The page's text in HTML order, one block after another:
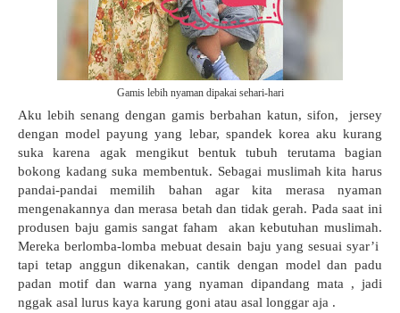
Gamis lebih nyaman dipakai sehari-hari
Aku lebih senang dengan gamis berbahan katun, sifon,
jersey
dengan model payung yang lebar, spandek korea aku kurang
suka karena agak mengikut bentuk tubuh terutama bagian
bokong kadang suka membentuk. Sebagai muslimah kita harus
pandai-pandai memilih bahan agar kita merasa nyaman
mengenakannya dan merasa betah dan tidak gerah. Pada saat ini
produsen baju gamis sangat faham
akan kebutuhan muslimah.
Mereka berlomba-lomba mebuat desain baju yang sesuai syar’i
tapi tetap anggun dikenakan, cantik dengan model dan padu
padan motif dan warna yang nyaman dipandang mata , jadi
nggak asal lurus kaya karung goni atau asal longgar aja .